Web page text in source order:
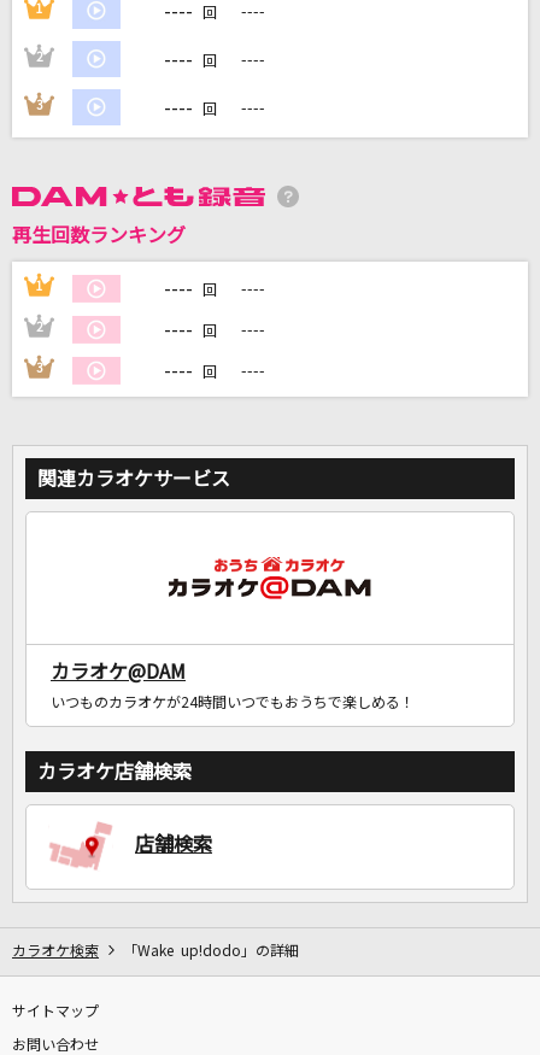
DAMの新曲・ランキングなど
DAMに会員登録・ログインして
カラオケをもっと楽しもう！
1 ---- 回 ----
2 ---- 回 ----
3 ---- 回 ----
再生回数ランキング
1 ---- 回 ----
2 ---- 回 ----
3 ---- 回 ----
関連カラオケサービス
カラオケ@DAM
いつものカラオケが24時間いつでもおうちで楽しめる！
カラオケ店舗検索
店舗検索
カラオケ検索 「Wake up!dodo」の詳細
サイトマップ
お問い合わせ